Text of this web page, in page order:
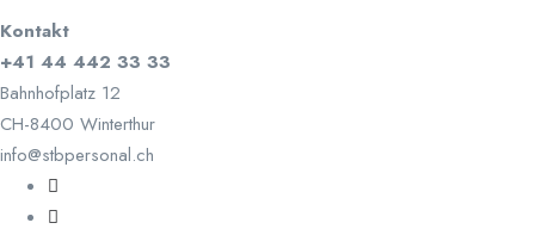
Kontakt
+41 44 442 33 33
Bahnhofplatz 12
CH-8400 Winterthur
info@stbpersonal.ch